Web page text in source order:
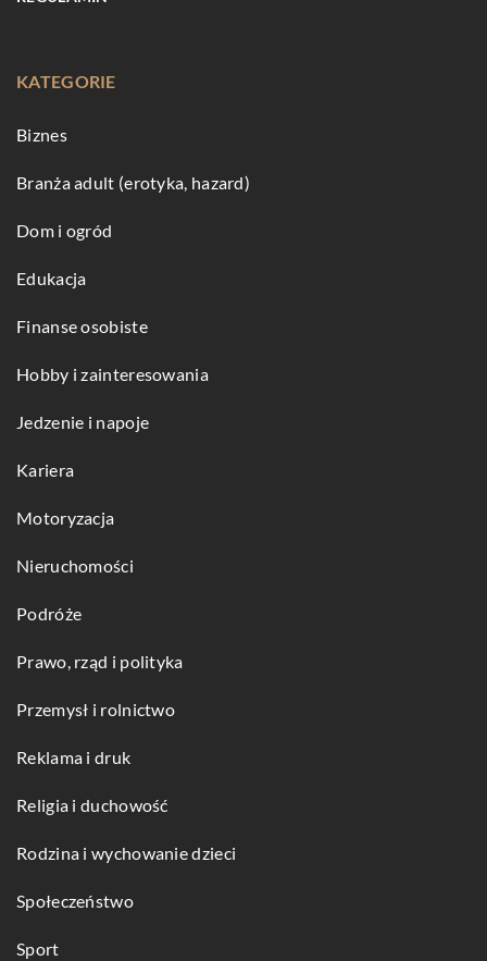
KATEGORIE
Biznes
Branża adult (erotyka, hazard)
Dom i ogród
Edukacja
Finanse osobiste
Hobby i zainteresowania
Jedzenie i napoje
Kariera
Motoryzacja
Nieruchomości
Podróże
Prawo, rząd i polityka
Przemysł i rolnictwo
Reklama i druk
Religia i duchowość
Rodzina i wychowanie dzieci
Społeczeństwo
Sport